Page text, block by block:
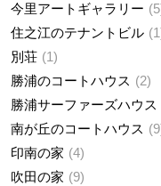
今里アートギャラリー
5
住之江のテナントビル
1
別荘
1
勝浦のコートハウス
2
勝浦サーファーズハウス
南が丘のコートハウス
9
印南の家
4
吹田の家
9